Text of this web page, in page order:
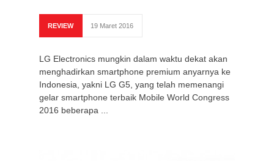
REVIEW 19 Maret 2016
LG Electronics mungkin dalam waktu dekat akan
menghadirkan smartphone premium anyarnya ke
Indonesia, yakni LG G5, yang telah memenangi
gelar smartphone terbaik Mobile World Congress
2016 beberapa ...